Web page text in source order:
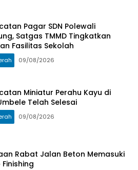
Pagar SDN Polewali
Satgas TMMD Tingkatkan
Fasilitas Sekolah
09/08/2026
Miniatur Perahu Kayu di
Telah Selesai
09/08/2026
Rabat Jalan Beton Memasuki